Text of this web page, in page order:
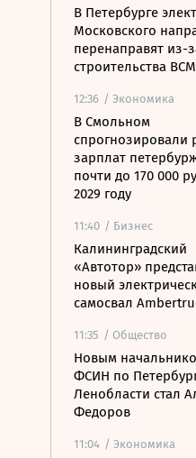
В Петербурге
Московского
перенаправят из-
строительства ВСМ
12:36 / Экономика
В Смольном
спрогнозировали
зарплат
почти до 170 000
2029 году
11:40 / Бизнес
Калининградский
«Автотор»
новый
самосвал
11:35 / Общество
Новым
ФСИН по
Ленобласти стал
Федоров
11:04 / Экономика